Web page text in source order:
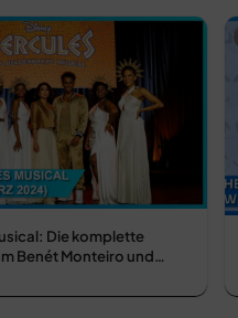
Die komplette
Benét Monteiro und…